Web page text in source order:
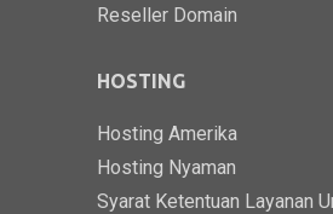
Reseller Domain
HOSTING
Hosting Amerika
Hosting Nyaman
Syarat Ketentuan Layanan